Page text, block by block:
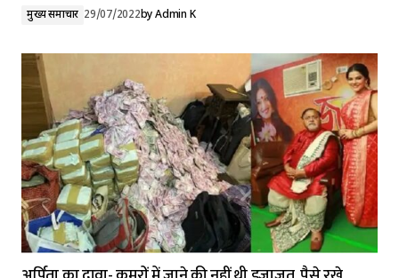
मुख्य समाचार 29/07/2022byAdmin K